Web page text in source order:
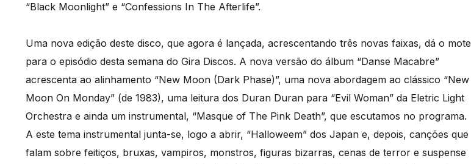
“Black Moonlight” e “Confessions In The Afterlife”.
Uma nova edição deste disco, que agora é lançada, acrescentando três novas faixas, dá o mote
para o episódio desta semana do Gira Discos. A nova versão do álbum “Danse Macabre”
acrescenta ao alinhamento “New Moon (Dark Phase)”, uma nova abordagem ao clássico “New
Moon On Monday” (de 1983), uma leitura dos Duran Duran para “Evil Woman” da Eletric Light
Orchestra e ainda um instrumental, “Masque of The Pink Death”, que escutamos no programa.
A este tema instrumental junta-se, logo a abrir, “Halloweem” dos Japan e, depois, canções que
falam sobre feitiços, bruxas, vampiros, monstros, figuras bizarras, cenas de terror e suspense